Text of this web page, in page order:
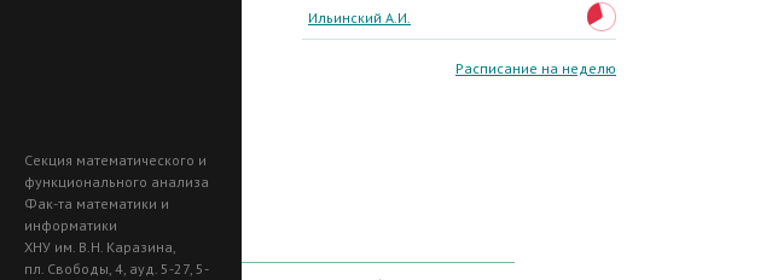
Ильинский А.И.
Расписание на неделю
Секция математического и
функционального анализа
Фак-та математики и
информатики
ХНУ им. В.Н. Каразина,
пл. Свободы, 4, ауд. 5-27, 5-